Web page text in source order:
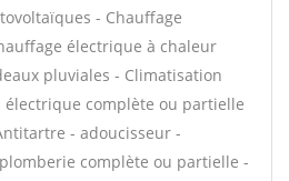
- Chauffage
électrique à chaleur
pluviales - Climatisation
électrique complète ou partielle
- adoucisseur -
complète ou partielle -